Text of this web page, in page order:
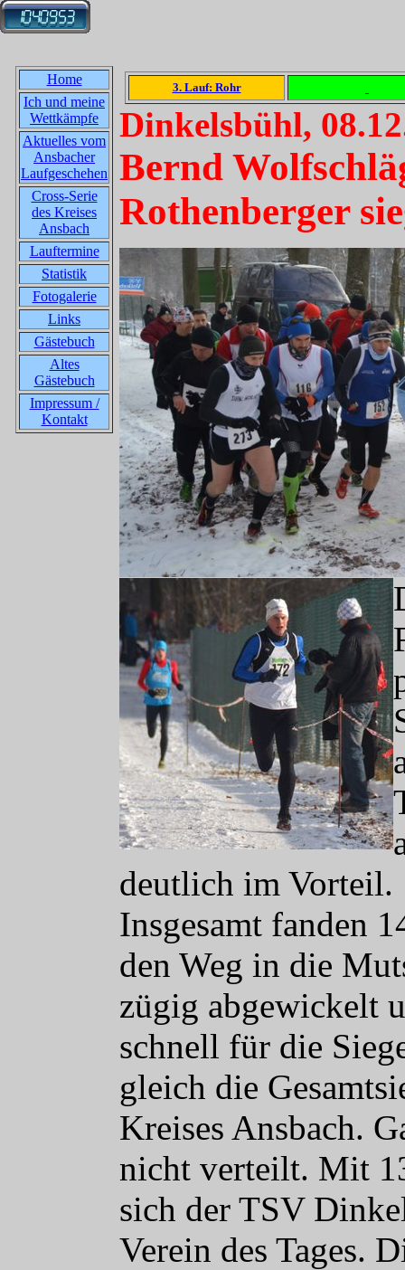
Home
Ich und meine
Wettkämpfe
Aktuelles vom
Ansbacher
Laufgeschehen
Cross-Serie
des Kreises
Ansbach
Lauftermine
Statistik
Fotogalerie
Links
Gästebuch
Altes
Gästebuch
Impressum /
Kontakt
3. Lauf: Rohr
Dinkelsbühl,
Bernd
Rothenberger
deutlich im Vorteil.
Insgesamt fanden
den Weg in die
zügig abgewickelt
schnell für die
gleich die
Kreises Ansbach.
nicht verteilt. Mit
sich der TSV
Verein des Tages.